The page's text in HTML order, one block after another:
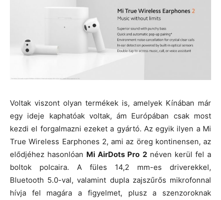
Voltak viszont olyan termékek is, amelyek Kínában már
egy ideje kaphatóak voltak, ám Európában csak most
kezdi el forgalmazni ezeket a gyártó. Az egyik ilyen a Mi
True Wireless Earphones 2, ami az öreg kontinensen, az
elődjéhez hasonlóan Mi AirDots Pro 2néven kerül fel a
boltok polcaira. A füles 14,2 mm-es driverekkel,
Bluetooth 5.0-val, valamint dupla zajszűrős mikrofonnal
hívja fel magára a figyelmet, plusz a szenzoroknak